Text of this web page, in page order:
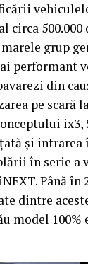
circa
grup
performant
din
pe scară
ix3,
şi
în serie
Până în
dintre
model